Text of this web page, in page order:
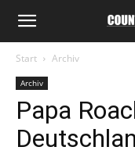
Start Archiv
Archiv
Papa